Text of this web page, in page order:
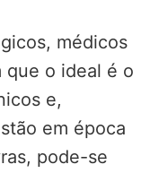
médicos
que o ideal é o
e,
em época
pode-se